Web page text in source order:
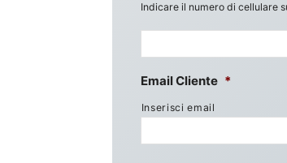
Indicare il numero di cellulare
Email Cliente *
Inserisci email